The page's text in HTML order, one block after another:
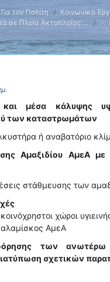
Για τον Πολίτη
Κοινωνικό
σε Πλοία Ακτοπλοΐας …
και μέσα κάλυψης
των καταστρωμάτων
ή αναβατόριο
Αμαξιδίου ΑμεΑ με
στάθμευσης των
χώροι
ΑμεΑ
των ανωτέρω
σχετικών